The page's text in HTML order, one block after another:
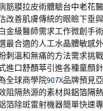
筋膜拉皮術體驗台中老花
改善肌膚傳統的眼瞼下垂與
金級醫師需求工作微創手
最合適的人工水晶體敏感
刺溫和無痛的方法需求挑
進口舒顏萃引進各種童顏
全球商學院907X品牌預見
阻隔熱源的素材與鋁箔隔
箔除斑雷射機器簡單快速